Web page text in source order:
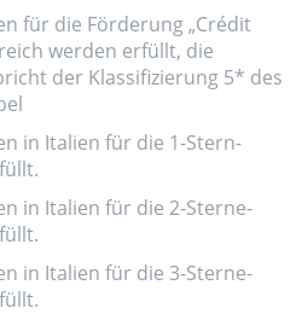
für die Förderung „Crédit
werden erfüllt, die
der Klassifizierung 5* des
in Italien für die 1-Stern-
in Italien für die 2-Sterne-
in Italien für die 3-Sterne-